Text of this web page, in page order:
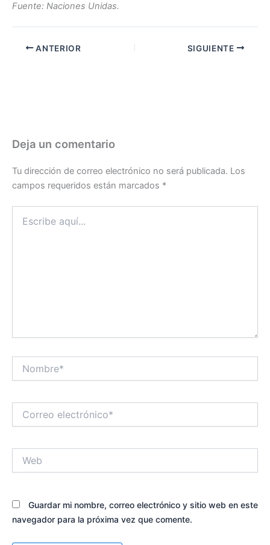
Fuente: Naciones Unidas.
ANTERIOR SIGUIENTE
Deja un comentario
Tu dirección de correo electrónico no será publicada. Los
campos requeridos están marcados *
aquí...
electrónico*
Guardar mi nombre, correo electrónico y sitio web en este
navegador para la próxima vez que comente.